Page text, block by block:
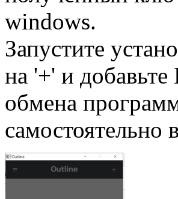
windows.
Запустите
на '+' и
обмена
самостоятельно